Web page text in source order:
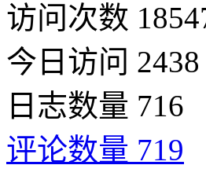
访问次数
今日访问 2438
日志数量 716
评论数量 719